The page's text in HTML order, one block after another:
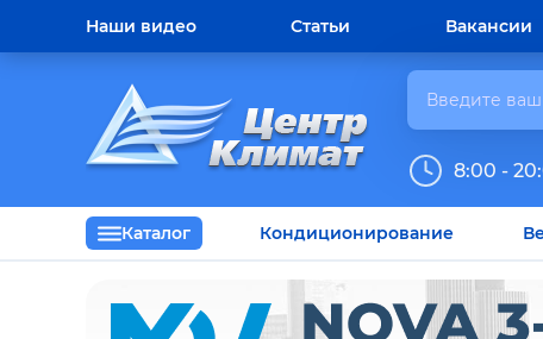
Наши видео Статьи Вакансии
8:00 -
Каталог Кондиционирование